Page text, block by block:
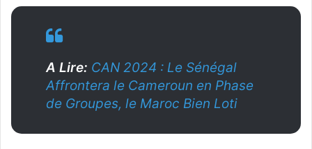
A Lire: CAN 2024 : Le Sénégal
Affrontera le Cameroun en Phase
de Groupes, le Maroc Bien Loti